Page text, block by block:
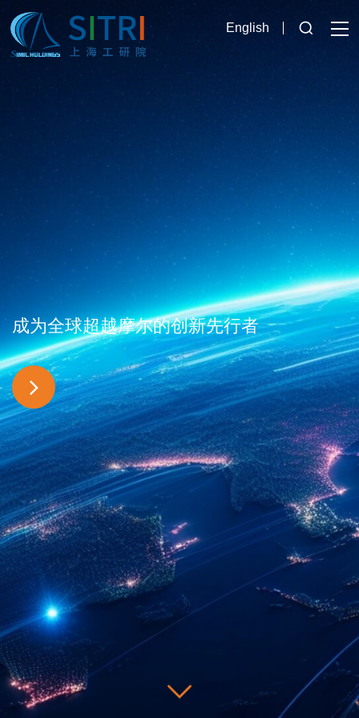
English
成为全球超越摩尔的创新先行者
智能传感器 生物芯片
特色工艺能力 系统集成
测试服务 知识产权服务
法律服务
基本概况 培育孵化 产业活动
基本概况 导师队伍 联培动态
学术交流
通知公告
最新动态
“芯”科技党建 嘉芯荟
联系我们
地址：中国上海市嘉定区城北路235号
电话：021-69923266
邮箱：info@sitri.com，marketing@sitri.com
邮编：201800
微信公众号 微信视频号
上海工研院 ©（2013-
沪ICP备13037173号-7